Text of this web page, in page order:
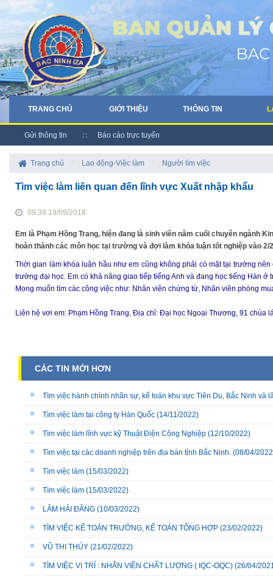
TRANG CHỦ GIỚI THIỆU THÔNG TIN
Gửi thông tin Báo cáo trực tuyến
Trang chủ Lao động-Việc làm Người tìm việc
Tìm việc làm liên quan đến lĩnh vực Xuất nhập khẩu
09:38 19/09/2018
Em là Phạm Hồng Trang, hiện đang là sinh viên năm cuối chuyên ngành
hoàn thành các môn học tại trường và đợi làm khóa luận tốt nghiệp vào 2/
Thời gian làm khóa luận hầu như em cũng không phải có mặt tại trường
trường đại học. Em có khả năng giao tiếp tiếng Anh và đang học tiếng Hàn ở
Mong muốn tìm các công việc như: Nhân viên chứng từ, Nhân viên phòng
Liên hệ vơi em: Phạm Hồng Trang, Địa chỉ: Đại học Ngoại Thương, 91
CÁC TIN MỚI HƠN
Tìm việc hành chính nhân sự, kế toán khu vực Tiên Du, Bắc Ninh và
Tìm việc làm tại công ty Hàn Quốc (14/11/2022)
Tìm việc làm lĩnh vực kỹ Thuật Điện Công Nghiệp (12/10/2022)
Tìm việc tại các doanh nghiệp trên địa bàn tỉnh Bắc Ninh. (08/04/
Tìm việc làm (15/03/2022)
Tìm việc làm (15/03/2022)
LÂM HẢI ĐĂNG (10/03/2022)
TÌM VIỆC KẾ TOÁN TRƯỞNG, KẾ TOÁN TỔNG HỢP (23/02/2022)
VŨ THỊ THÙY (21/02/2022)
TÌM VIỆC VỊ TRÍ : NHÂN VIÊN CHẤT LƯỢNG ( IQC-OQC) (26/04/